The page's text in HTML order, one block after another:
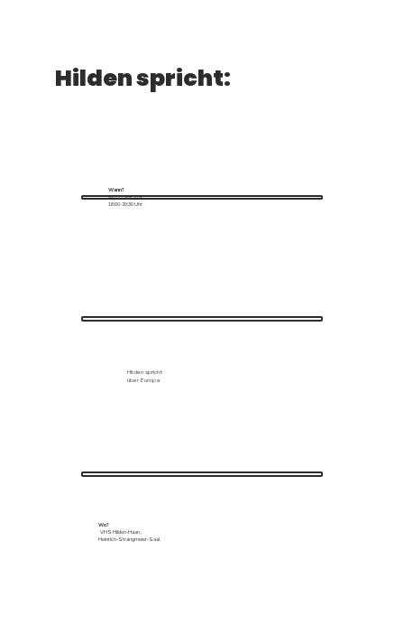
Hilden spricht:
Wann?
Am 22. Mai 2026,
18:00-20:30 Uhr
Hilden spricht
über Europa
Wo?
VHS Hilden-Haan ,
Heinrich-Strangmeier-Saal